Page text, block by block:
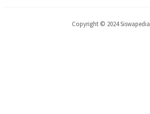
Copyright © 2024 Siswapedia